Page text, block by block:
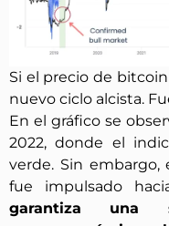
Si el precio de
nuevo ciclo alcista.
En el gráfico se
2022, donde el
verde. Sin
fue impulsado
garantiza